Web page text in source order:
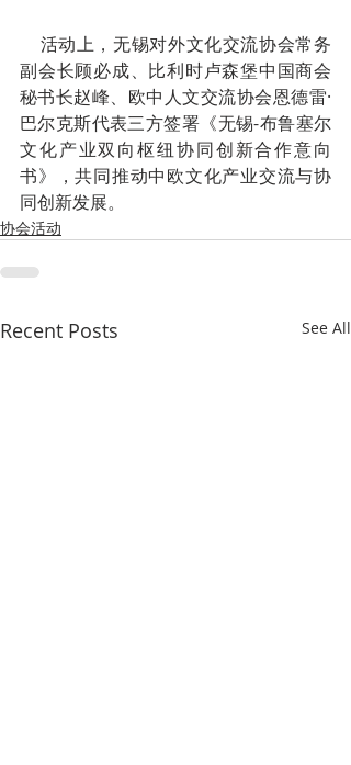
活动上，无锡对外文化交流协会常务
副会长顾必成、比利时卢森堡中国商会
秘书长赵峰、欧中人文交流协会恩德雷·
巴尔克斯代表三方签署《无锡-布鲁塞尔
文化产业双向枢纽协同创新合作意向
书》，共同推动中欧文化产业交流与协
同创新发展。
协会活动
Recent Posts See All